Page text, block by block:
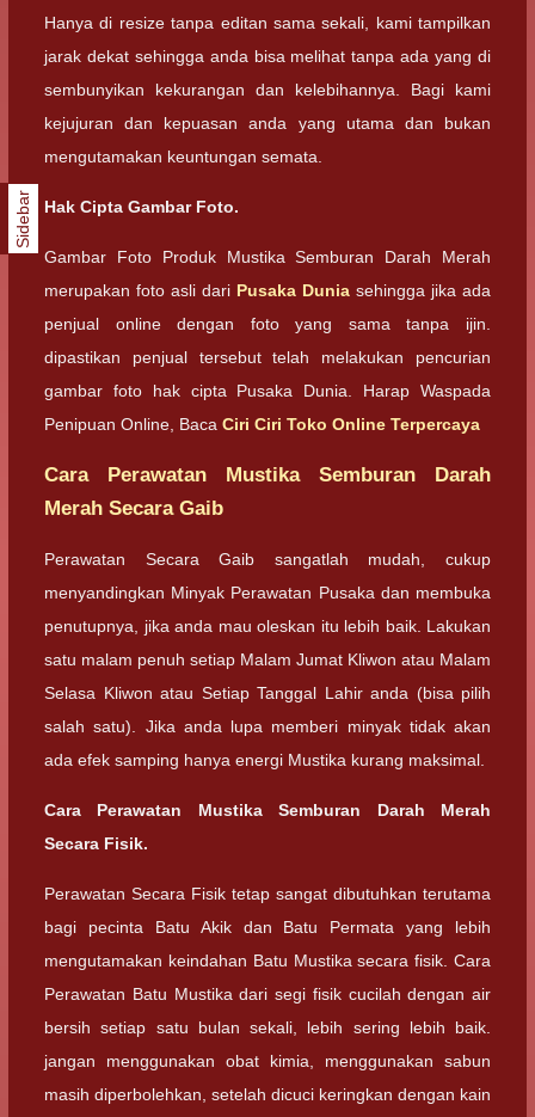
Hanya di resize tanpa editan sama sekali, kami tampilkan
jarak dekat sehingga anda bisa melihat tanpa ada yang di
sembunyikan kekurangan dan kelebihannya. Bagi kami
kejujuran dan kepuasan anda yang utama dan bukan
mengutamakan keuntungan semata.
Hak Cipta Gambar Foto.
Gambar Foto Produk Mustika Semburan Darah Merah
merupakan foto asli dari Pusaka Dunia sehingga jika ada
penjual online dengan foto yang sama tanpa ijin.
dipastikan penjual tersebut telah melakukan pencurian
gambar foto hak cipta Pusaka Dunia. Harap Waspada
Penipuan Online, Baca Ciri Ciri Toko Online Terpercaya
Cara Perawatan Mustika Semburan Darah
Merah Secara Gaib
Perawatan Secara Gaib sangatlah mudah, cukup
menyandingkan Minyak Perawatan Pusaka dan membuka
penutupnya, jika anda mau oleskan itu lebih baik. Lakukan
satu malam penuh setiap Malam Jumat Kliwon atau Malam
Selasa Kliwon atau Setiap Tanggal Lahir anda (bisa pilih
salah satu). Jika anda lupa memberi minyak tidak akan
ada efek samping hanya energi Mustika kurang maksimal.
Cara Perawatan Mustika Semburan Darah Merah
Secara Fisik.
Perawatan Secara Fisik tetap sangat dibutuhkan terutama
bagi pecinta Batu Akik dan Batu Permata yang lebih
mengutamakan keindahan Batu Mustika secara fisik. Cara
Perawatan Batu Mustika dari segi fisik cucilah dengan air
bersih setiap satu bulan sekali, lebih sering lebih baik.
jangan menggunakan obat kimia, menggunakan sabun
masih diperbolehkan, setelah dicuci keringkan dengan kain
Sidebar